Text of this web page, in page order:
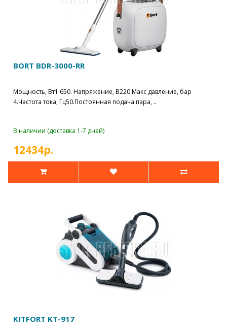
BORT BDR-3000-RR
Мощность, Вт1 650. Напряжение, В220.Макс давление, бар
4.Частота тока, Гц50.Постоянная подача пара, ..
В наличии (доставка 1-7 дней)
12434р.
KITFORT KT-917